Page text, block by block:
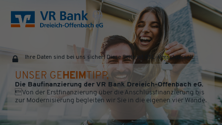
Ihre Daten sind bei uns sicher! Diese Seite ist SSL-Verschlüsselt.
UNSER GE HEIM TIPP,
Die Baufinanzierung der VR Bank Dreieich-Offenbach eG.
Von der Erstfinanzierung über die Anschlussfinanzierung bis
zur Modernisierung begleiten wir Sie in die eigenen vier Wände.